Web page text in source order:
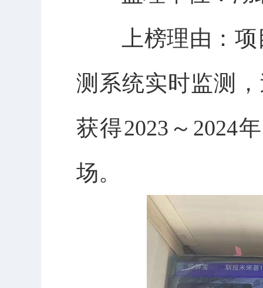
上榜理由：
测系统实时监测
获得2023～2024
场。